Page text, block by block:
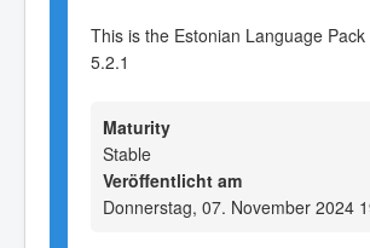
This is the Estonian Language
5.2.1
Maturity
Stable
Veröffentlicht am
Donnerstag, 07. November 2024